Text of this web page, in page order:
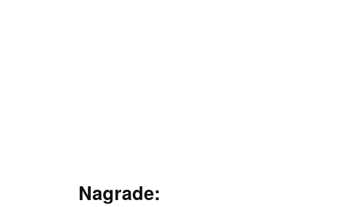
Nagrade: